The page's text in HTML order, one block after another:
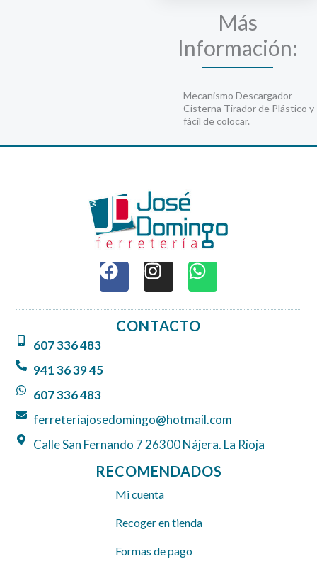
Más
Información:
Mecanismo Descargador
Cisterna Tirador de Plástico y
fácil de colocar.
F
a
c
e
b
I
n
s
t
a
W
h
a
t
CONTACTO
607 336 483
941 36 39 45
607 336 483
ferreteriajosedomingo@hotmail.com
Calle San Fernando 7 26300 Nájera. La Rioja
RECOMENDADOS
Mi cuenta
Recoger en tienda
Formas de pago